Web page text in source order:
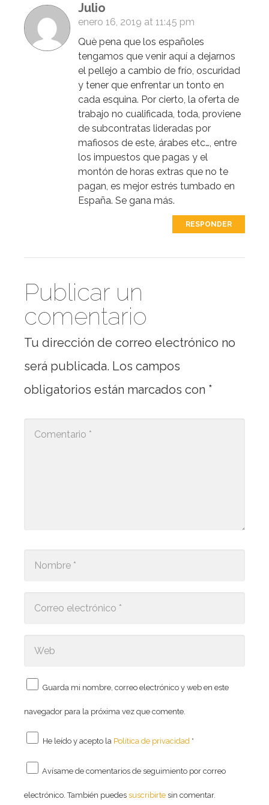
Julio
enero 16, 2019 at 11:45 pm
Què pena que los españoles
tengamos que venir aquí a dejarnos
el pellejo a cambio de frío, oscuridad
y tener que enfrentar un tonto en
cada esquina. Por cierto, la oferta de
trabajo no cualificada, toda, proviene
de subcontratas lideradas por
mafiosos de este, árabes etc…, entre
los impuestos que pagas y el
montón de horas extras que no te
pagan, es mejor estrés tumbado en
España. Se gana más.
RESPONDER
Publicar un
comentario
Tu dirección de correo electrónico no
será publicada. Los campos
obligatorios están marcados con *
Guarda mi nombre, correo electrónico y web en este
navegador para la próxima vez que comente.
He leído y acepto la Política de privacidad *
Avísame de comentarios de seguimiento por correo
electrónico. También puedes suscribirte sin comentar.